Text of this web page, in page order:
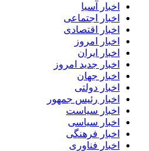
اخبار آسیا
اخبار اجتماعی
اخبار اقتصادی
اخبار امروز
اخبار ایران
اخبار جدید امروز
اخبار جهان
اخبار دولتی
اخبار رئیس جمهور
اخبار سیاست
اخبار سیاسی
اخبار فرهنگی
اخبار فناوری